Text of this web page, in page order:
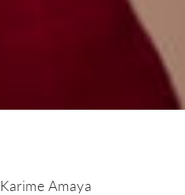
Karime Amaya